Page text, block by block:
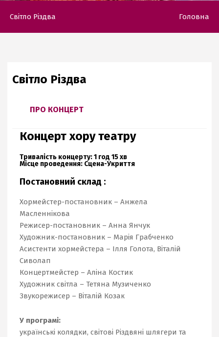
Світло Різдва Головна
Світло Різдва
ПРО КОНЦЕРТ
Концерт хору театру
Тривалість концерту: 1 год 15 хв
Місце проведення: Сцена-Укриття
Постановний склад :
Хормейстер-постановник – Анжела
Масленнікова
Режисер-постановник – Анна Янчук
Художник-постановник – Марія Грабченко
Асистенти хормейстера – Ілля Голота, Віталій
Сиволап
Концертмейстер – Аліна Костик
Художник світла – Тетяна Музиченко
Звукорежисер – Віталій Козак
У програмі:
українські колядки, світові Різдвяні шлягери та